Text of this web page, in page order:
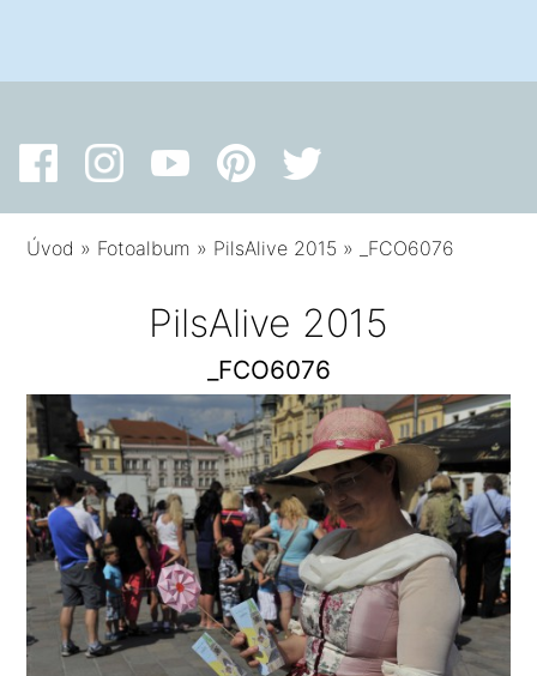
Úvod » Fotoalbum » PilsAlive 2015 » _FCO6076
PilsAlive 2015
_FCO6076